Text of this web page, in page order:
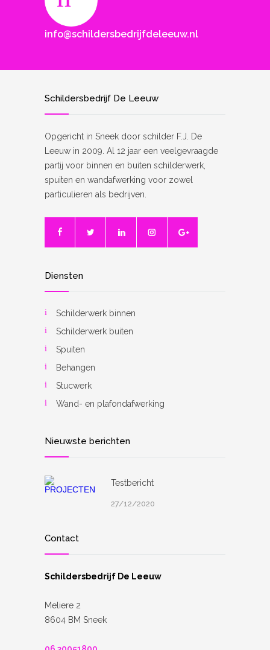
info@schildersbedrijfdeleeuw.nl
Schildersbedrijf De Leeuw
Opgericht in Sneek door schilder F.J. De
Leeuw in 2009. Al 12 jaar een veelgevraagde
partij voor binnen en buiten schilderwerk,
spuiten en wandafwerking voor zowel
particulieren als bedrijven.
Diensten
Schilderwerk binnen
Schilderwerk buiten
Spuiten
Behangen
Stucwerk
Wand- en plafondafwerking
Nieuwste berichten
Testbericht
27/12/2020
Contact
Schildersbedrijf De Leeuw
Meliere 2
8604 BM Sneek